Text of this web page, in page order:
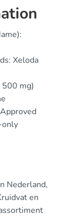
Xeloda
500 mg)
only
Nederland,
en